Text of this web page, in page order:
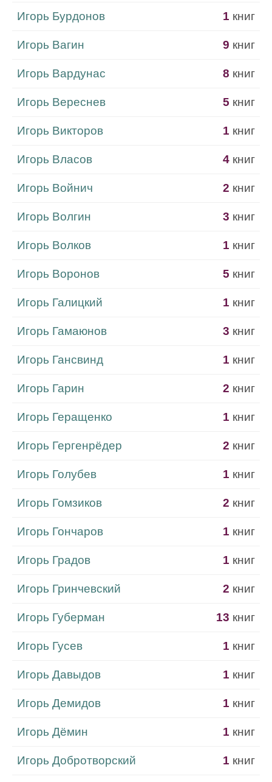
Игорь Бурдонов 1 книг
Игорь Вагин 9 книг
Игорь Вардунас 8 книг
Игорь Вереснев 5 книг
Игорь Викторов 1 книг
Игорь Власов 4 книг
Игорь Войнич 2 книг
Игорь Волгин 3 книг
Игорь Волков 1 книг
Игорь Воронов 5 книг
Игорь Галицкий 1 книг
Игорь Гамаюнов 3 книг
Игорь Гансвинд 1 книг
Игорь Гарин 2 книг
Игорь Геращенко 1 книг
Игорь Гергенрёдер 2 книг
Игорь Голубев 1 книг
Игорь Гомзиков 2 книг
Игорь Гончаров 1 книг
Игорь Градов 1 книг
Игорь Гринчевский 2 книг
Игорь Губерман 13 книг
Игорь Гусев 1 книг
Игорь Давыдов 1 книг
Игорь Демидов 1 книг
Игорь Дёмин 1 книг
Игорь Добротворский 1 книг